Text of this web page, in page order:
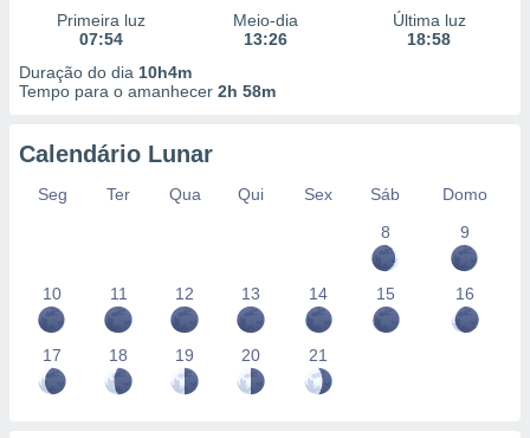
Primeira luz
07:54
Meio-dia
13:26
Última luz
18:58
Duração do dia 10h4m
Tempo para o amanhecer 2h 58m
Calendário Lunar
Seg Ter Qua Qui Sex Sáb
Domo
8
9
10 11 12 13 14 15 16
17 18 19 20 21